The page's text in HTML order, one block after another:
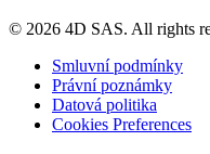
© 2026 4D SAS. All rights
Smluvní podmínky
Právní poznámky
Datová politika
Cookies Preferences